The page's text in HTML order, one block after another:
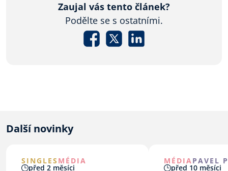
Zaujal vás tento článek?
Podělte se s ostatními.
Další novinky
SINGLES MÉDIA
před 2 měsíci
MÉDIAPAVEL
před 10 měsíci